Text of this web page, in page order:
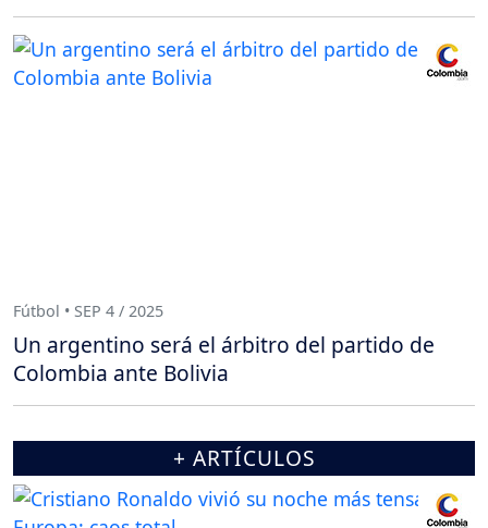
Fútbol • SEP 4 / 2025
Un argentino será el árbitro del partido de
Colombia ante Bolivia
+ ARTÍCULOS